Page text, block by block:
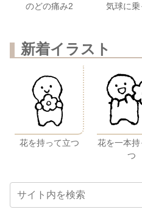
のどの痛み2 気球に乗
新着イラスト
花を持って立つ
花を一本持
つ